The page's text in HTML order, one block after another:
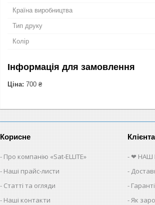
Країна виробництва
Тип друку
Колір
Інформація для замовлення
Ціна: 700 ₴
Корисне
Про компанію «Sat-ELLITE»
Наші прайс-листи
Статті та огляди
Наші контакти
❤ НАШ
Як